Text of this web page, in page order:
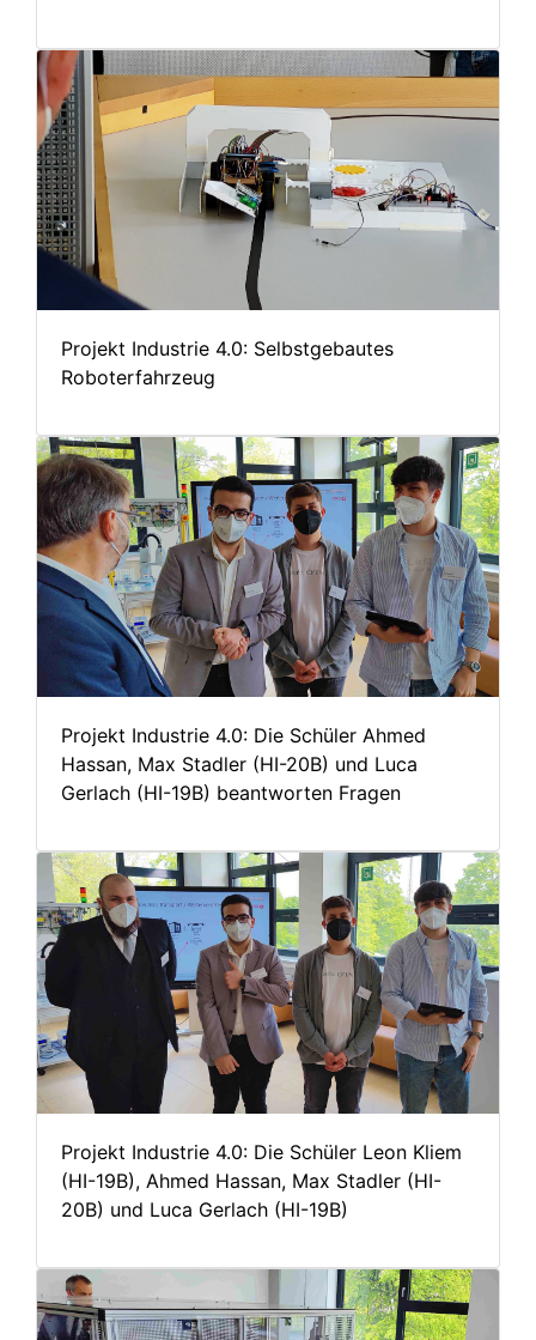
Projekt Industrie 4.0: Selbstgebautes
Roboterfahrzeug
Projekt Industrie 4.0: Die Schüler Ahmed
Hassan, Max Stadler (HI-20B) und Luca
Gerlach (HI-19B) beantworten Fragen
Projekt Industrie 4.0: Die Schüler Leon Kliem
(HI-19B), Ahmed Hassan, Max Stadler (HI-
20B) und Luca Gerlach (HI-19B)